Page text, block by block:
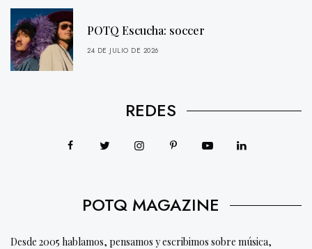
POTQ Escucha: soccer
24 DE JULIO DE 2026
REDES
POTQ MAGAZINE
Desde 2005 hablamos, pensamos y escribimos sobre música,